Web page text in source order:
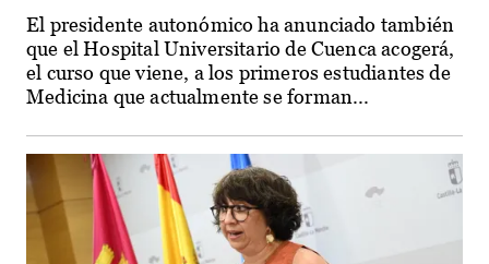
El presidente autonómico ha anunciado también
que el Hospital Universitario de Cuenca acogerá,
el curso que viene, a los primeros estudiantes de
Medicina que actualmente se forman...